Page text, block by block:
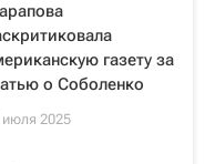
газету за
о Соболенко
июля 2025